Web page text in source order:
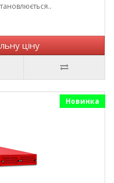
ціну
Новинка